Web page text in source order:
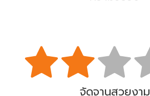
จัดจานสวยงาม